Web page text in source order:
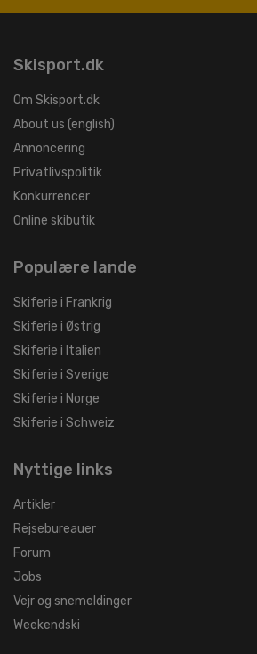
Skisport.dk
Om Skisport.dk
About us (english)
Annoncering
Privatlivspolitik
Konkurrencer
Online skibutik
Populære lande
Skiferie i Frankrig
Skiferie i Østrig
Skiferie i Italien
Skiferie i Sverige
Skiferie i Norge
Skiferie i Schweiz
Nyttige links
Artikler
Rejsebureauer
Forum
Jobs
Vejr og snemeldinger
Weekendski